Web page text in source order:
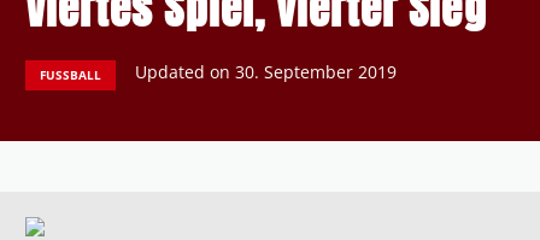
FUSSBALL Updated on30. September 2019